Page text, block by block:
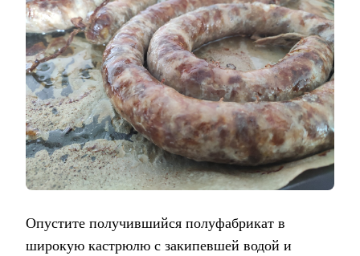
Опустите получившийся полуфабрикат в
широкую кастрюлю с закипевшей водой и